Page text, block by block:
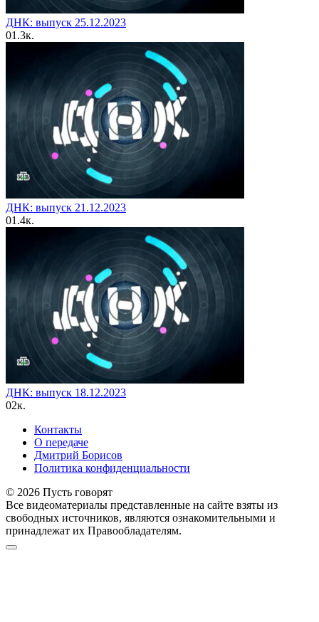
ДНК: выпуск 25.12.2023
01.3к.
ДНК: выпуск 21.12.2023
01.4к.
ДНК: выпуск 18.12.2023
02к.
Контакты
О передаче
Дмитрий Борисов
Политика конфиденциальности
© 2026 Пусть говорят
Все видеоматериалы представленные на сайте взяты из
свободных источников, являются ознакомительными и
принадлежат их Правообладателям.